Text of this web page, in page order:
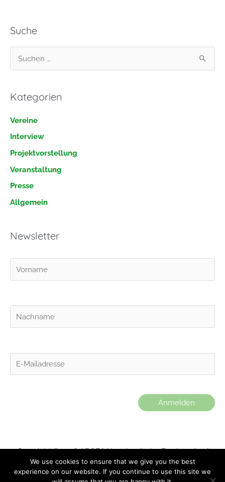
Suche
u
h
n
a
c
h
Kategorien
Vereine
Interview
Projektvorstellung
Veranstaltung
Presse
Allgemein
Newsletter
Copyright © 2026 ARGE | Alpenländische Forstvereine |
Statuten des Vereins|Impressum|Datenschutz
Interner Bereich
We use cookies to ensure that we give you the best
experience on our website. If you continue to use this site we